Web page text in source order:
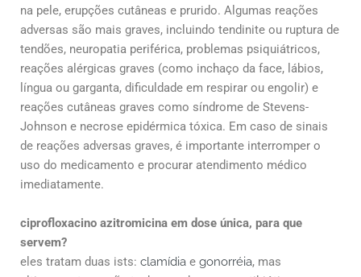
na pele, erupções cutâneas e prurido. Algumas reações
adversas são mais graves, incluindo tendinite ou ruptura de
tendões, neuropatia periférica, problemas psiquiátricos,
reações alérgicas graves (como inchaço da face, lábios,
língua ou garganta, dificuldade em respirar ou engolir) e
reações cutâneas graves como síndrome de Stevens-
Johnson e necrose epidérmica tóxica. Em caso de sinais
de reações adversas graves, é importante interromper o
uso do medicamento e procurar atendimento médico
imediatamente.
ciprofloxacino azitromicina em dose única, para que
servem?
eles tratam duas ists: clamídia e gonorréia, mas